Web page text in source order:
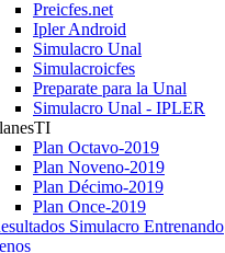
Preicfes.net
Ipler Android
Simulacro Unal
Simulacroicfes
Preparate para la Unal
Simulacro Unal - IPLER
Plan Octavo-2019
Plan Noveno-2019
Plan Décimo-2019
Plan Once-2019
Simulacro Entrenando